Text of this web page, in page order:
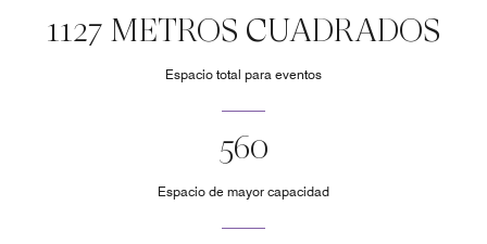
1127 METROS CUADRADOS
Espacio total para eventos
560
Espacio de mayor capacidad